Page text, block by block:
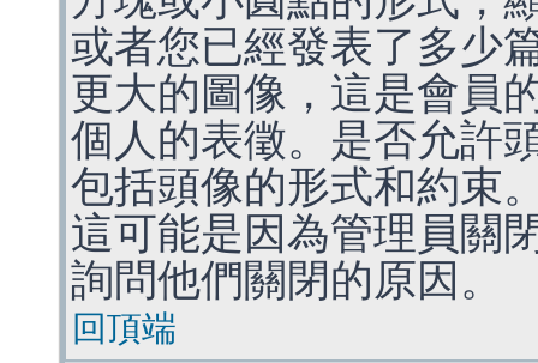
或者您已經發表了多少
更大的圖像，這是會員
個人的表徵。是否允許
包括頭像的形式和約束
這可能是因為管理員關
詢問他們關閉的原因。
回頂端